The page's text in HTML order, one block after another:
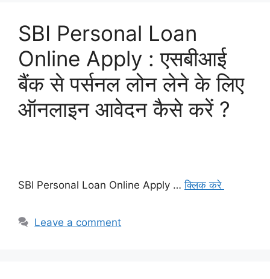
SBI Personal Loan
Online Apply : एसबीआई
बैंक से पर्सनल लोन लेने के लिए
ऑनलाइन आवेदन कैसे करें ?
SBI Personal Loan Online Apply …क्लिक करे
Leave a comment